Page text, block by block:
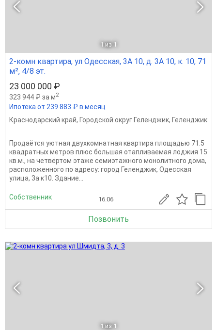
1 из 1
2-комн квартира, ул Одесская, 3А 10, д. 3А 10, к. 10, 71
м², 4/8 эт.
23 000 000 ₽
323 944 ₽ за м2
Ипотека от 239 883 ₽ в месяц
Краснодарский край, Городской округ Геленджик, Геленджик
Продаётся уютная двухкомнатная квартира площадью 71.5
квадратных метров плюс большая отапливаемая лоджия 15
кв.м., на четвёртом этаже семиэтажного монолитного дома,
расположенного по адресу: город Геленджик, Одесская
улица, 3а к10. Здание...
Собственник 16.06
Позвонить
1 из 1